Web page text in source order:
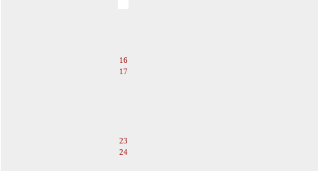
16
17
23
24